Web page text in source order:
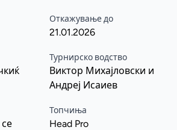
Откажување до
21.01.2026
Турнирско водство
Виктор Михајловски и
Андреј Исаиев
Топчиња
Head Pro